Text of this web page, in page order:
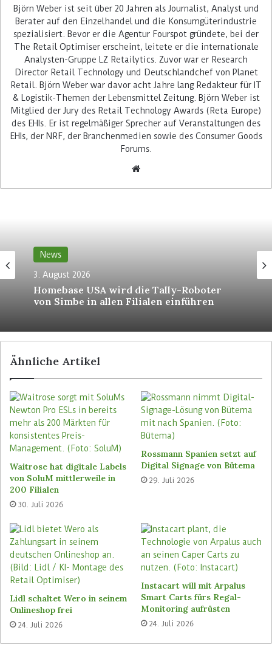
Advertisement
„Uns hat an der Plattform von Mercio auch sehr
gut gefallen, dass sie ihre Berechnungslogik
nachvollziehbar darstellt“, erklärt Dennis Dreier,
Prozessmanagement, Aktionssteuerung und
Pricing von Hagebau. Den Gesellschaftern der
vorschlägt. Lösungen, die aus einer Blackbox
heraus Preise generieren, seien für Hagebau
ungeeignet.
Mercio hat Expertise im DIY-
Segment
Mercio bringe erhebliche Erfahrungen im DIY-
Anfang an sehr gut verstanden, berichtet Dennis
Dreier. Bisher hat Hagebau die Preisvorschläge
weitgehend manuell in Excel erstellt und dabei
den Fokus auf die Preise der Wettbewerber
gelegt. „Dabei kam es aber immer wieder zu
Brüchen in der Logik des Pricings“, erklärt Dennis
Dreier.
Mit Mercio geht Hagebau diese Herausforderung
nun gründlich an: KI-basiert wird Mercio die
Verbundgruppe dabei unterstützen,
Produktfamilien und Verhältnisse von Artikeln
zueinander zu definieren – und das bei der
gigantischen Zahl von 500.000 SKUs, die Hagebau
anbietet. „Nicht nur die Anzahl der Produkte,
auch die Abhängigkeiten der Artikel voneinander
sind im Baumarktsegment viel größer als im
Björn Weber ist seit über 20 Jahren als Journalist, Analyst und
Berater auf den Einzelhandel und die Konsumgüterindustrie
spezialisiert. Bevor er die Agentur Fourspot gründete, bei der
The Retail Optimiser erscheint, leitete er die internationale
Analysten-Gruppe LZ Retailytics. Zuvor war er Research
Director Retail Technology und Deutschlandchef von Planet
Retail. Björn Weber war davor acht Jahre lang Redakteur für IT
& Logistik-Themen der Lebensmittel Zeitung. Björn Weber ist
Mitglied der Jury des Retail Technology Awards (Reta Europe)
des EHIs. Er ist regelmäßiger Sprecher auf Veranstaltungen des
EHIs, der NRF, der Branchenmedien sowie des Consumer Goods
Forums.
News
3. August 2026
Homebase USA wird die Tally-Roboter
von Simbe in allen Filialen einführen
Ähnliche Artikel
Waitrose hat digitale Labels
von SoluM mittlerweile in
200 Filialen
30. Juli 2026
Rossmann Spanien setzt auf
Digital Signage von Bütema
29. Juli 2026
Lidl schaltet Wero in seinem
Onlineshop frei
24. Juli 2026
Instacart will mit Arpalus
Smart Carts fürs Regal-
Monitoring aufrüsten
24. Juli 2026